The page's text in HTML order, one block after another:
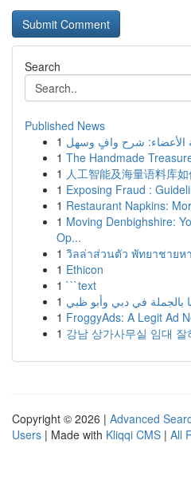
Search
Published News
1 الأعضاء: شرح وافٍ وسهل
1 The Handmade
1 人工智能及海量语料库
1 Exposing Fraud :
1 Restaurant Napkins:
1 Moving Denbighshire:
Op...
1 วิลล่าส่วนตัว พัทยาชายห
1 Ethicon
1 ```text
1 بالجملة في دبي وأبو ظبي
1 FroggyAds: A Legit Ad
1 강남 상가사무실 임대 잘
Copyright © 2026 | Advanced
Users | Made with Kliqqi CMS | All